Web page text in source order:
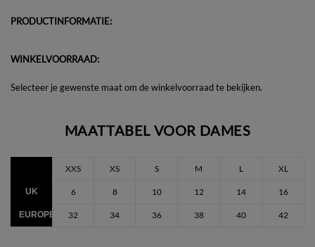
PRODUCTINFORMATIE:
WINKELVOORRAAD:
Selecteer je gewenste maat om de winkelvoorraad te bekijken.
MAATTABEL VOOR DAMES
XXS XS S M L XL
UK 6 8 10 12 14 16
EUROPEES 32 34 36 38 40 42